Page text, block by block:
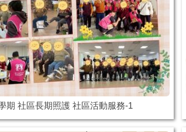
期 社區長期照護 社區活動服務-1